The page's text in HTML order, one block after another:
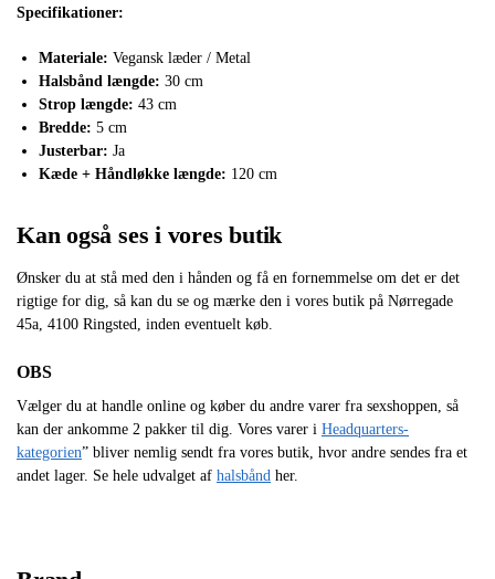
Specifikationer:
Materiale: Vegansk læder / Metal
Halsbånd længde: 30 cm
Strop længde: 43 cm
Bredde: 5 cm
Justerbar: Ja
Kæde + Håndløkke længde: 120 cm
Kan også ses i vores butik
Ønsker du at stå med den i hånden og få en fornemmelse om det er det
rigtige for dig, så kan du se og mærke den i vores butik på Nørregade
45a, 4100 Ringsted, inden eventuelt køb.
OBS
Vælger du at handle online og køber du andre varer fra sexshoppen, så
kan der ankomme 2 pakker til dig. Vores varer i Headquarters-
kategorien” bliver nemlig sendt fra vores butik, hvor andre sendes fra et
andet lager. Se hele udvalget af halsbånd her.